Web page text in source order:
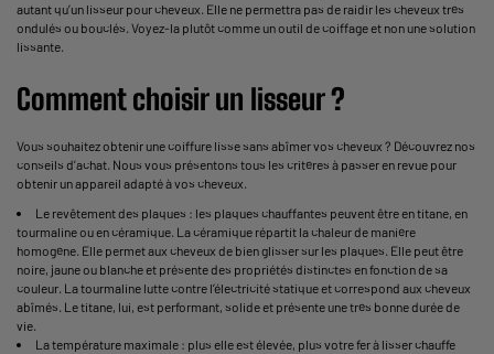
autant qu’un lisseur pour cheveux. Elle ne permettra pas de raidir les cheveux très
ondulés ou bouclés. Voyez-la plutôt comme un outil de coiffage et non une solution
lissante.
Comment choisir un lisseur ?
Vous souhaitez obtenir une coiffure lisse sans abîmer vos cheveux ? Découvrez nos
conseils d’achat. Nous vous présentons tous les critères à passer en revue pour
obtenir un appareil adapté à vos cheveux.
Le revêtement des plaques : les plaques chauffantes peuvent être en titane, en
tourmaline ou en céramique. La céramique répartit la chaleur de manière
homogène. Elle permet aux cheveux de bien glisser sur les plaques. Elle peut être
noire, jaune ou blanche et présente des propriétés distinctes en fonction de sa
couleur. La tourmaline lutte contre l’électricité statique et correspond aux cheveux
abîmés. Le titane, lui, est performant, solide et présente une très bonne durée de
vie.
La température maximale : plus elle est élevée, plus votre fer à lisser chauffe